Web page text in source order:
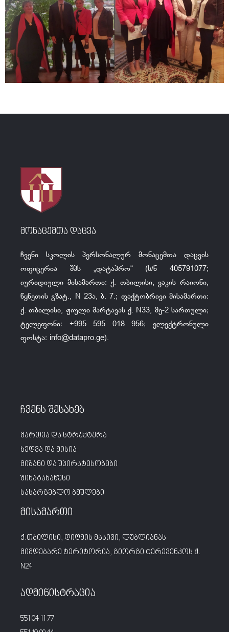
მონაცემთა დაცვა
ჩვენი სკოლის პერსონალურ მონაცემთა დაცვის
ოფიცერია შპს „დატაპრო“ (ს/ნ 405791077;
იურიდიული მისამართი: ქ. თბილისი, ვაკის რაიონი,
წყნეთის გზატ., N 23ა, ბ. 7.; ფაქტობრივი მისამართი:
ქ. თბილისი, ჟიული შარტავას ქ. N33, მე-2 სართული;
ტელეფონი: +995 595 018 956; ელექტრონული
ფოსტა: info@datapro.ge).
ჩვენს შესახებ
მართვა და სტრუქტურა
ხედვა და მისია
მიზანი და უპირატესობები
შინაგანაწესი
სასარგებლო ბმულები
მისამართი
ქ.თბილისი, დიღმის მასივი, ლუბლიანას
მიმდებარე ტერიტორია, გიორგი ტერევენკოს ქ.
N24
ადმინისტრაცია
551 04 11 77